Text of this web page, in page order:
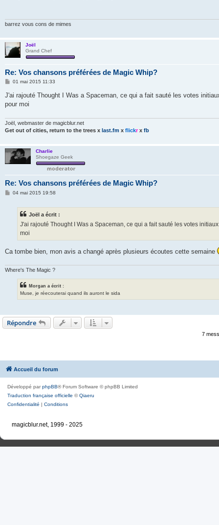
barrez vous cons de mimes
Joël
Grand Chef
Re: Vos chansons préférées de Magic Whip?
M
s
s
a
01 mai 2015 11:33
J'ai rajouté Thought I Was a Spaceman, ce qui a fait sauté les votes
pour moi
Joël, webmaster de magicblur.net
Get out of cities, return to the trees x last.fm x flickrx fb
Charlie
Shoegaze Geek
Re: Vos chansons préférées de Magic Whip?
M04 mai 2015 19:58
Joël a écrit :
J'ai rajouté Thought I Was a Spaceman, ce qui a fait sauté les votes
moi
Ca tombe bien, mon avis a changé après plusieurs écoutes cette semaine
Where's The Magic ?
Morgan a écrit :
Muse, je réecouterai quand ils auront le sida
Répondre
7
Accueil du forum
Développé parphpBB® Forum Software © phpBB Limited
Traduction française officielle ©Qiaeru
Confidentialité | Conditions
magicblur.net, 1999 - 2025